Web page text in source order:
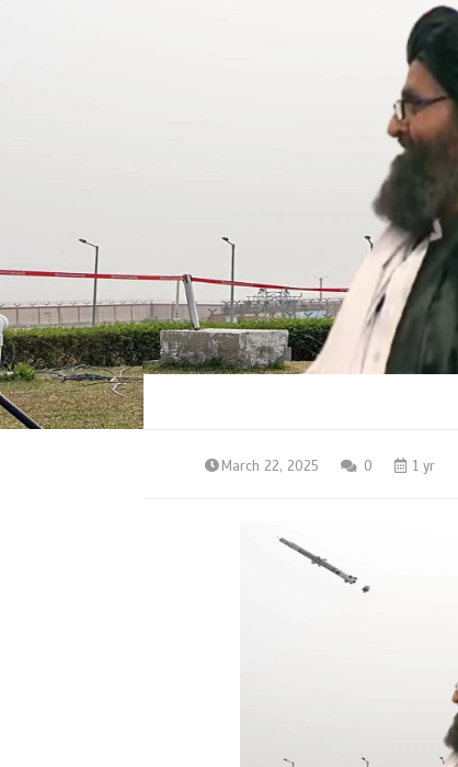
March 22, 2025 0 1 yr